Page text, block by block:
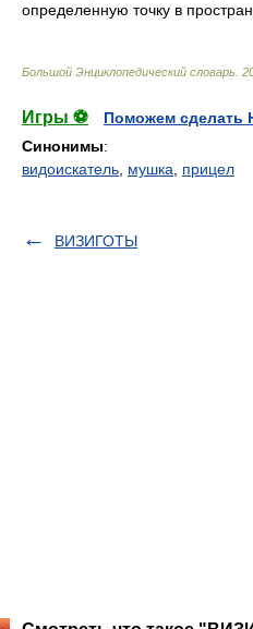
определенную точку в
Большой Энциклопедический словарь
Игры ⚽
Поможем сделать
Синонимы:
видоискатель мушка прицел
ВИЗИГОТЫ